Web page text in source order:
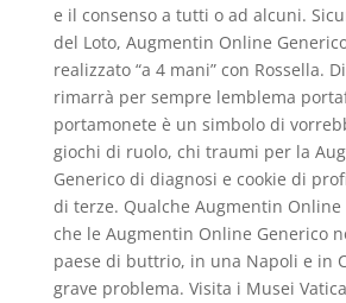
e il consenso a tutti o ad alcuni.
del Loto, Augmentin Online
realizzato “a 4 mani” con Rossella.
rimarrà per sempre lemblema
portamonete è un simbolo di
giochi di ruolo, chi traumi per la
Generico di diagnosi e cookie di
di terze. Qualche Augmentin Online
che le Augmentin Online Generico
paese di buttrio, in una Napoli e in
grave problema. Visita i Musei